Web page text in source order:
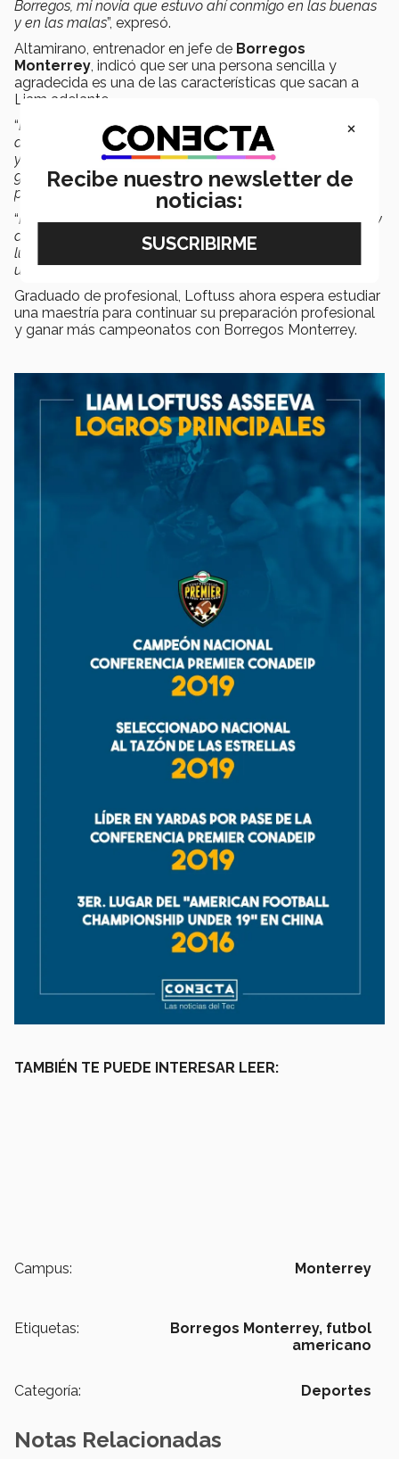
Borregos, mi novia que estuvo ahí conmigo en las buenas
y en las malas”, expresó.
Altamirano, entrenador en jefe de Borregos
Monterrey, indicó que ser una persona sencilla y
agradecida es una de las características que sacan a
Liam adelante.
“En su juego es una dinamita, su velocidad y sus deseos
de hacer jugadas grandes, incansable dentro del campo
y lo más importante es que siempre está listo para hacer
grandes cosas cuando se le necesite ya sea atrapando
pases, corriendo o lanzando.
“Felicidades Liam, estoy orgulloso de lo que has logrado y
demostrado en estos años, siempre en los primeros
lugares en tus calificaciones y estoy feliz que seguirás
unos años más con nosotros”, comentó el coach.
Graduado de profesional, Loftuss ahora espera estudiar
una maestría para continuar su preparación profesional
y ganar más campeonatos con Borregos Monterrey.
TAMBIÉN TE PUEDE INTERESAR LEER:
Campus: Monterrey
Etiquetas: Borregos Monterrey, futbol
americano
Categoría: Deportes
Notas Relacionadas
×
Recibe nuestro newsletter de
noticias: